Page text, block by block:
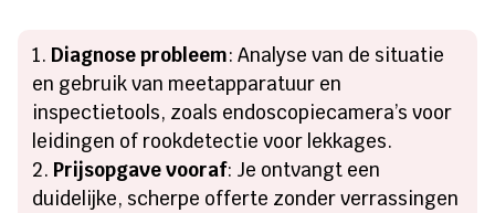
Diagnose probleem: Analyse van de situatie
en gebruik van meetapparatuur en
inspectietools, zoals endoscopiecamera’s voor
leidingen of rookdetectie voor lekkages.
Prijsopgave vooraf: Je ontvangt een
duidelijke, scherpe offerte zonder verrassingen